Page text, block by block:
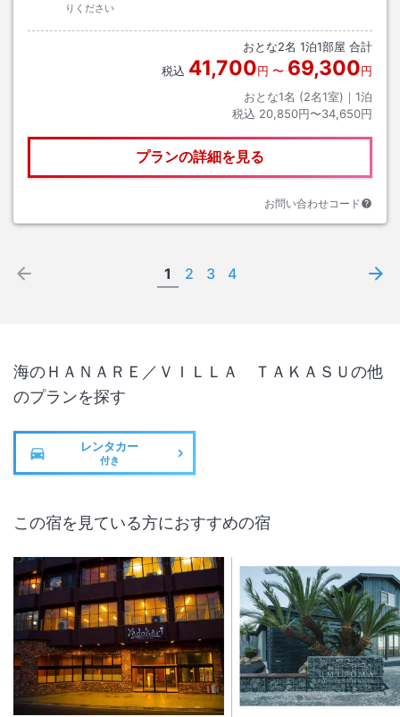
りください
おとな2名 1泊1部屋 合計
税込 41,700円 〜 69,300円
おとな1名 (2名1室)｜ 1泊
税込 20,850円〜34,650円
プランの詳細を見る
お問い合わせコード
1 2 3 4
海のＨＡＮＡＲＥ／ＶＩＬＬＡ ＴＡＫＡＳＵの他
のプランを探す
レンタカー
付き
この宿を見ている方におすすめの宿